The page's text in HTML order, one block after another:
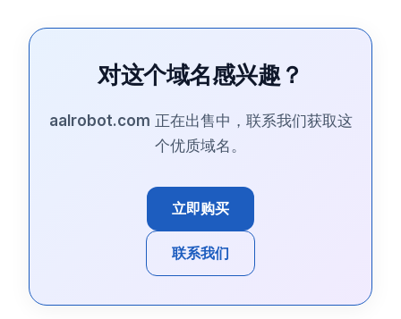
对这个域名感兴趣？
aalrobot.com 正在出售中，联系我们获取这
个优质域名。
立即购买
联系我们